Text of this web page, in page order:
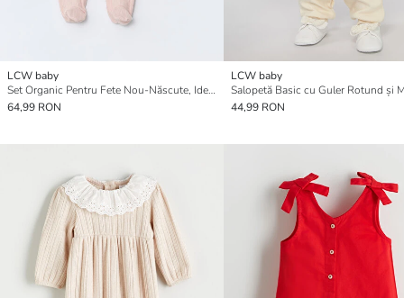
LCW baby
Set Organic Pentru Fete Nou-Născute, Ideal Pentru Ieșirea de la Spital
64,99 RON
LCW baby
44,99 RON